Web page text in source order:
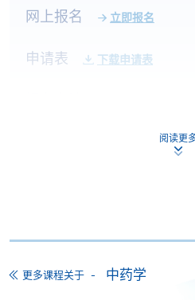
网上报名 立即报名
申请表 下载申请表
1. 现金、「易办事」（
(WeChat Pay) 或支付宝
如以划线支票或银行本票缴
阅读更
更多课程关于 中药学